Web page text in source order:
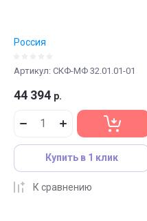
Россия
Артикул: СКФ-МФ 32.01.01-01
44 394 р.
Купить в 1 клик
К сравнению